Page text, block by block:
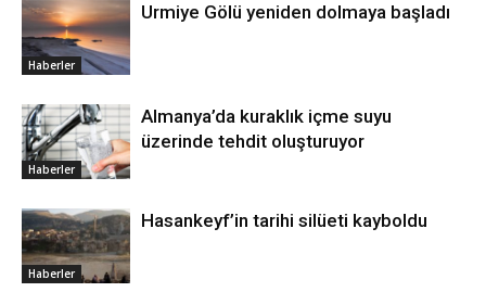
Haberler
Urmiye Gölü yeniden dolmaya başladı
Haberler
Almanya’da kuraklık içme suyu
üzerinde tehdit oluşturuyor
Haberler
Hasankeyf’in tarihi silüeti kayboldu